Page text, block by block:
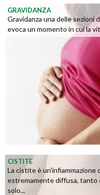
GRAVIDANZA
Gravidanza una delle
evoca un momento in cui la
CISTITE
La cistite è un'infiammazione
estremamente diffusa, tanto
solo...